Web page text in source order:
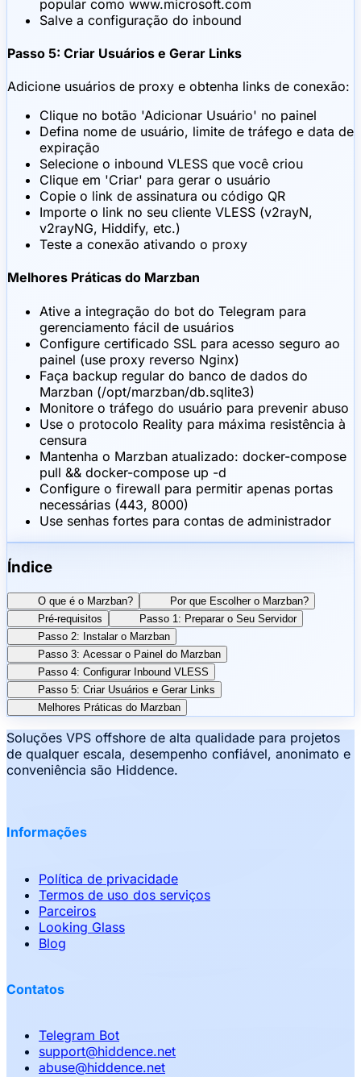
popular como www.microsoft.com
Salve a configuração do inbound
Passo 5: Criar Usuários e Gerar Links
Adicione usuários de proxy e obtenha links de conexão:
Clique no botão 'Adicionar Usuário' no painel
Defina nome de usuário, limite de tráfego e data de
expiração
Selecione o inbound VLESS que você criou
Clique em 'Criar' para gerar o usuário
Copie o link de assinatura ou código QR
Importe o link no seu cliente VLESS (v2rayN,
v2rayNG, Hiddify, etc.)
Teste a conexão ativando o proxy
Melhores Práticas do Marzban
Ative a integração do bot do Telegram para
gerenciamento fácil de usuários
Configure certificado SSL para acesso seguro ao
painel (use proxy reverso Nginx)
Faça backup regular do banco de dados do
Marzban (/opt/marzban/db.sqlite3)
Monitore o tráfego do usuário para prevenir abuso
Use o protocolo Reality para máxima resistência à
censura
Mantenha o Marzban atualizado: docker-compose
pull && docker-compose up -d
Configure o firewall para permitir apenas portas
necessárias (443, 8000)
Use senhas fortes para contas de administrador
Índice
O que é o Marzban?
Por que Escolher o Marzban?
Pré-requisitos
Passo 1: Preparar o Seu Servidor
Passo 2: Instalar o Marzban
Passo 3: Acessar o Painel do Marzban
Passo 4: Configurar Inbound VLESS
Passo 5: Criar Usuários e Gerar Links
Melhores Práticas do Marzban
Soluções VPS offshore de alta qualidade para projetos
de qualquer escala, desempenho confiável, anonimato e
conveniência são Hiddence.
Informações
Política de privacidade
Termos de uso dos serviços
Parceiros
Looking Glass
Blog
Contatos
Telegram Bot
support@hiddence.net
abuse@hiddence.net